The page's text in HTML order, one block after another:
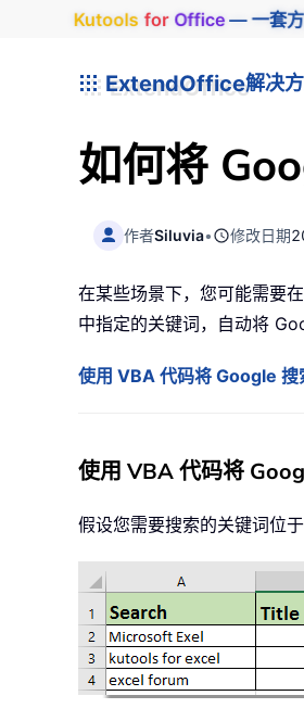
Kutools for Office— 一套方
ExtendOffice解决
如何将
作者Siluvia• 修改日期
在某些场景下，您可能需要
中指定的关键词，自动将
使用 VBA 代码将 Google 搜
使用 VBA 代码将
假设您需要搜索的关键词位